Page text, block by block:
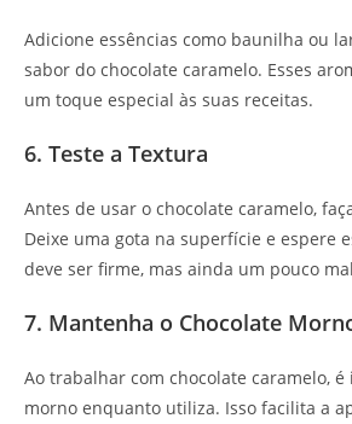
Adicione essências como baunilha ou
sabor do chocolate caramelo. Esses
um toque especial às suas receitas.
6. Teste a Textura
Antes de usar o chocolate caramelo,
Deixe uma gota na superfície e espere
deve ser firme, mas ainda um pouco
7. Mantenha o Chocolate
Ao trabalhar com chocolate caramelo,
morno enquanto utiliza. Isso facilita a